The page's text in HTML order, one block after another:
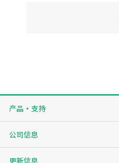
产品・支持
公司信息
更新信息